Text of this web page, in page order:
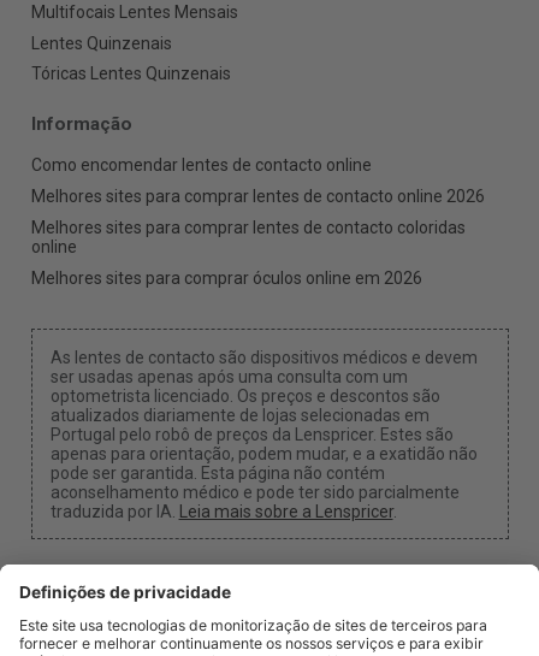
Multifocais Lentes Mensais
Lentes Quinzenais
Tóricas Lentes Quinzenais
Informação
Como encomendar lentes de contacto online
Melhores sites para comprar lentes de contacto online 2026
Melhores sites para comprar lentes de contacto coloridas
online
Melhores sites para comprar óculos online em 2026
As lentes de contacto são dispositivos médicos e devem
ser usadas apenas após uma consulta com um
optometrista licenciado. Os preços e descontos são
atualizados diariamente de lojas selecionadas em
Portugal pelo robô de preços da Lenspricer. Estes são
apenas para orientação, podem mudar, e a exatidão não
pode ser garantida. Esta página não contém
aconselhamento médico e pode ter sido parcialmente
traduzida por IA. Leia mais sobre a Lenspricer.